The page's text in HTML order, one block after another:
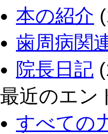
本の紹介
歯周病関
院長日記
最近のエン
すべての